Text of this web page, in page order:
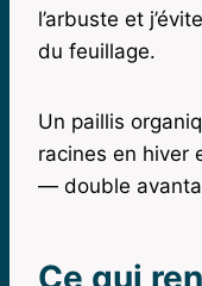
l’arbuste et
du feuillage.
Un paillis
racines en hiver
— double
Ce qui